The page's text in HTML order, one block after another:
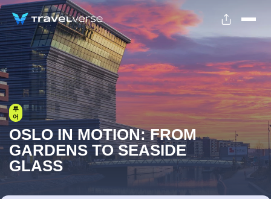
투
어
OSLO IN MOTION: FROM
GARDENS TO SEASIDE
GLASS